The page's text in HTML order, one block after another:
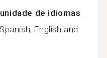
de idiomas
English and